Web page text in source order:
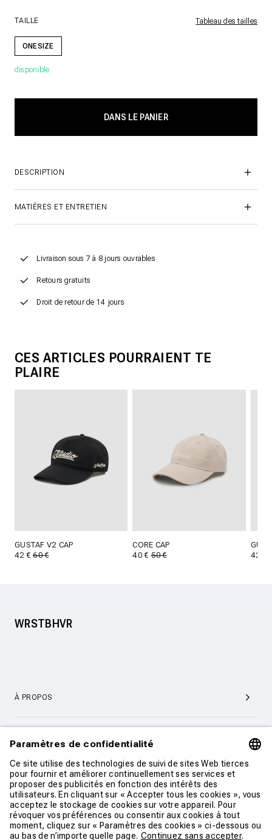
TAILLE Tableau des tailles
ONESIZE
disponible
DESCRIPTION
MATIÈRES ET ENTRETIEN
Livraison sous 7 à 8 jours ouvrables
Retours gratuits
Droit de retour de 14 jours
CES ARTICLES POURRAIENT TE
PLAIRE
GUSTAF V2 CAP
42 €60 €
CORE CAP
40 €50 €
42 €
WRSTBHVR
À PROPOS
CONTACT